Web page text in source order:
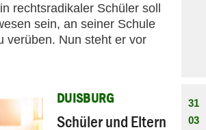
rechtsradikaler Schüler soll
sein, an seiner Schule
verüben. Nun steht er vor
DUISBURG
Schüler und Eltern
31
03